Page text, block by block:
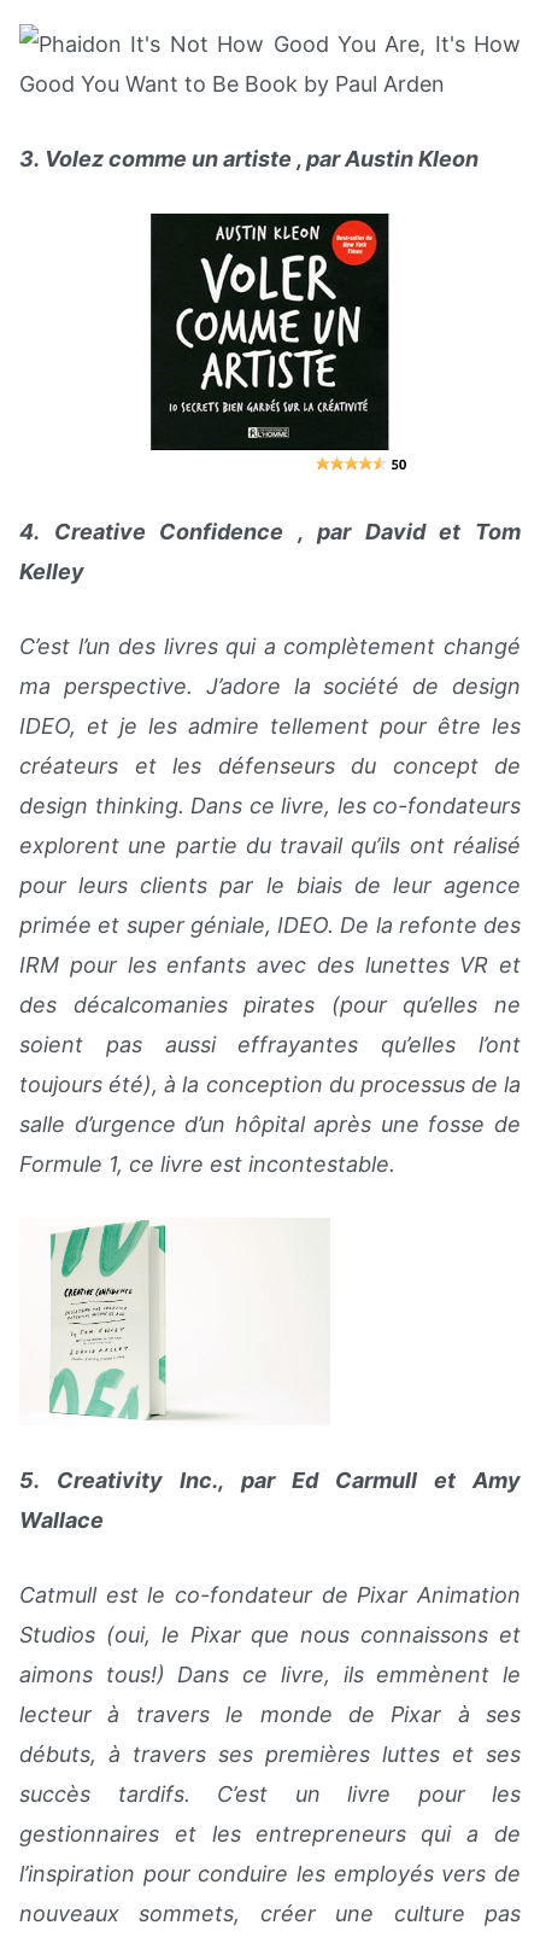
3. Volez comme un artiste , par Austin Kleon
4. Creative Confidence , par David et Tom
Kelley
C’est l’un des livres qui a complètement changé
ma perspective. J’adore la société de design
IDEO, et je les admire tellement pour être les
créateurs et les défenseurs du concept de
design thinking. Dans ce livre, les co-fondateurs
explorent une partie du travail qu’ils ont réalisé
pour leurs clients par le biais de leur agence
primée et super géniale, IDEO. De la refonte des
IRM pour les enfants avec des lunettes VR et
des décalcomanies pirates (pour qu’elles ne
soient pas aussi effrayantes qu’elles l’ont
toujours été), à la conception du processus de la
salle d’urgence d’un hôpital après une fosse de
Formule 1, ce livre est incontestable.
5. Creativity Inc., par Ed Carmull et Amy
Wallace
Catmull est le co-fondateur de Pixar Animation
Studios (oui, le Pixar que nous connaissons et
aimons tous!) Dans ce livre, ils emmènent le
lecteur à travers le monde de Pixar à ses
débuts, à travers ses premières luttes et ses
succès tardifs. C’est un livre pour les
gestionnaires et les entrepreneurs qui a de
l’inspiration pour conduire les employés vers de
nouveaux sommets, créer une culture pas